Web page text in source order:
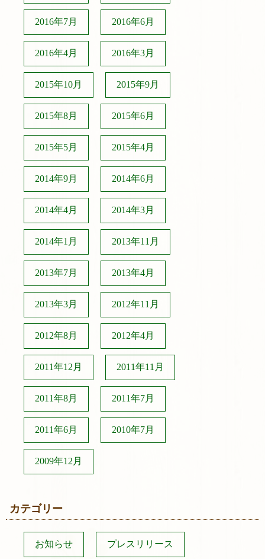
2016年7月 2016年6月
2016年4月 2016年3月
2015年10月 2015年9月
2015年8月 2015年6月
2015年5月 2015年4月
2014年9月 2014年6月
2014年4月 2014年3月
2014年1月 2013年11月
2013年7月 2013年4月
2013年3月 2012年11月
2012年8月 2012年4月
2011年12月 2011年11月
2011年8月 2011年7月
2011年6月 2010年7月
2009年12月
カテゴリー
お知らせ プレスリリース